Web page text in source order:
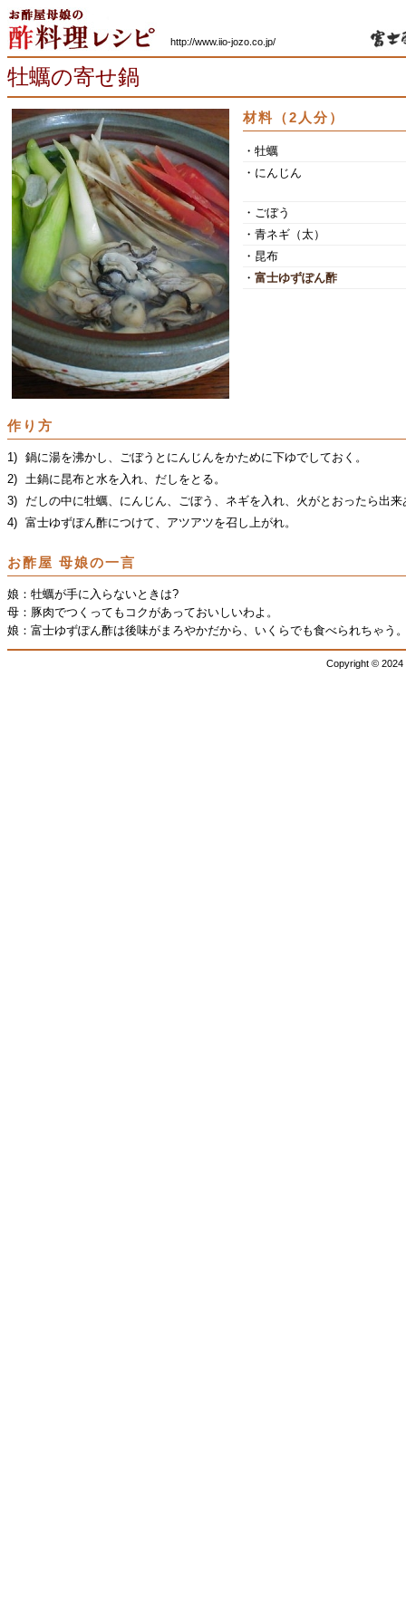
http://www.iio-jozo.co.jp/
牡蠣の寄せ鍋
材料（2人分）
・牡蠣
・にんじん
・ごぼう
・青ネギ（太）
・昆布
・ 富士ゆずぽん酢
作り方
1) 鍋に湯を沸かし、ごぼうとにんじんをかために下ゆでしておく。
2) 土鍋に昆布と水を入れ、だしをとる。
3)
だしの中に牡蠣、にんじん、ごぼう、ネギを入れ、火がとおったら出来
4) 富士ゆずぽん酢につけて、アツアツを召し上がれ。
お酢屋 母娘の一言
娘： 牡蠣が手に入らないときは?
母： 豚肉でつくってもコクがあっておいしいわよ。
娘： 富士ゆずぽん酢は後味がまろやかだから、いくらでも食べられちゃう
Copyright © 2024